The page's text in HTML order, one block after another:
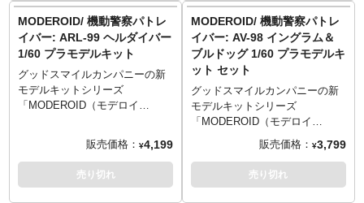
トカバーは開閉可能で、内部コ
クピットシートには各パイロッ
トのフィギュアが搭乗可能。
にするシーンの再現も可能で
す。コクピットカバーは開閉可
能で、内部コクピットシートに
は泉野明フィギュアが搭乗可
能。シートは昇降式、イングラ
ムの首元から覗かせる際には防
弾フロントガラスが展開可能で
黄色の2色のLEDを搭載。ハンド
リボルバーカノン、スタンステ
ィック2種、ライアットガン、そ
れぞれ成形色で色分け。更に彩
色済みパーツより、組み立てる
だけでイメージに近い色分けを
再現できます。
ントグリルを装着した車体を再
現しました。各マーキングも現
存する資料を検証し、このセッ
ト専用の特別デカールをご用
意。劇中冒頭シーンの再現や、
フィギュアと車両を並べる楽し
さをお届けします！
劇場版『機動警察パトレイバー
the Movie』より、最新鋭オペレ
ーションシステム「HOS」を搭
載した次期主力警察用レイバー
「AV-X0零式」が1/60スケール
のプラスチックモデルになって
登場！劇中さながらのスタイル
で造形されたリアルモデル。各
用パーツおよびフェイスオープ
ン時頭部パーツが付属し、本編
での印象的な格闘戦シーンを再
MODEROID/ 機動警察パトレ
イバー: ARL-99 ヘルダイバー
1/60 プラモデルキット
グッドスマイルカンパニーの新
モデルキットシリーズ
「MODEROID（モデロイ
てキットで、組み立てるだけで
作品イメージの仕上がりを再現
します。フィギュアファンから
作り込みの模型ファンまで、ス
販売価格： ¥4,199
売り切れ
MODEROID/ 機動警察パトレ
イバー: AV-98 イングラム＆
ブルドッグ 1/60 プラモデルキ
ット セット
グッドスマイルカンパニーの新
モデルキットシリーズ
「MODEROID（モデロイ
ド）」。一部彩色済みの組み立
てキットで、組み立てるだけで
作品イメージの仕上がりを再現
します。フィギュアファンから
販売価格： ¥3,799
売り切れ